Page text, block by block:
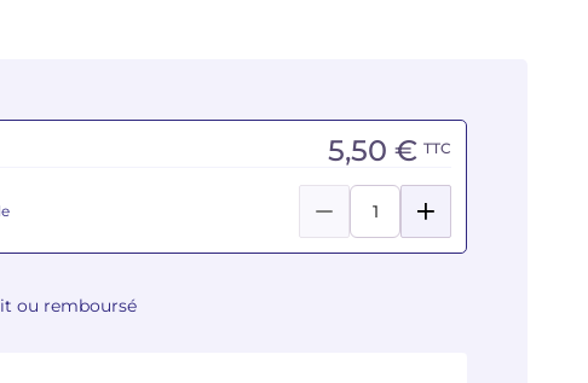
5,50 € TTC
ou remboursé